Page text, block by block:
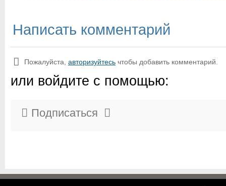
Написать комментарий
Пожалуйста, авторизуйтесь чтобы добавить комментарий.
или войдите с помощью:
Подписаться